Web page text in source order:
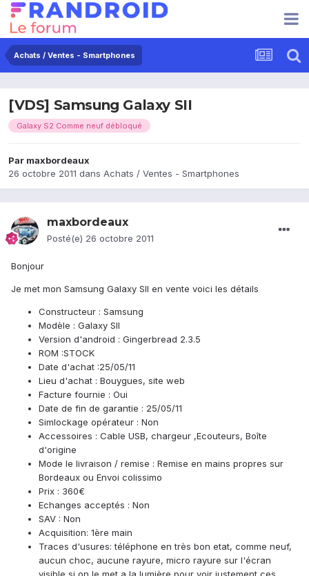
Achats / Ventes - Smartphones
[VDS] Samsung Galaxy SII
Galaxy S2 Comme neuf débloqué
Par maxbordeaux
26 octobre 2011 dans Achats / Ventes - Smartphones
maxbordeaux
Posté(e) 26 octobre 2011
Bonjour
Je met mon Samsung Galaxy SII en vente voici les détails
Constructeur : Samsung
Modèle : Galaxy SII
Version d'android : Gingerbread 2.3.5
ROM :STOCK
Date d'achat :25/05/11
Lieu d'achat : Bouygues, site web
Facture fournie : Oui
Date de fin de garantie : 25/05/11
Simlockage opérateur : Non
Accessoires : Cable USB, chargeur ,Ecouteurs, Boîte
d'origine
Mode le livraison / remise : Remise en mains propres sur
Bordeaux ou Envoi colissimo
Prix : 360€
Echanges acceptés : Non
SAV : Non
Acquisition: 1ère main
Traces d'usures: téléphone en très bon etat, comme neuf,
aucun choc, aucune rayure, micro rayure sur l'écran